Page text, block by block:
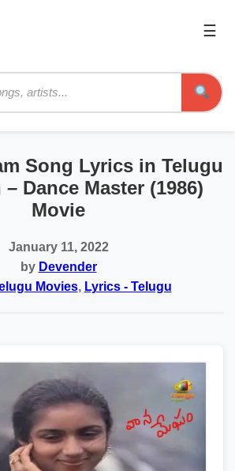
☰
Song Lyrics in Telugu
Dance Master (1986)
Movie
January 11, 2022
by Devender
Movies, Lyrics - Telugu